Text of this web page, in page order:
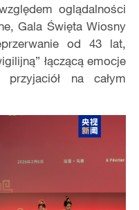
oglądalności
Gala Święta Wiosny
od 43 lat,
łączącą emocje
na całym